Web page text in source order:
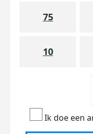
75
10
Ik doe een